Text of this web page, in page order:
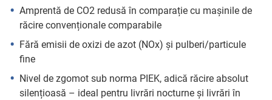
Amprentă de CO2 redusă în comparație cu mașinile de
răcire convenționale comparabile
Fără emisii de oxizi de azot (NOx) și pulberi/particule
fine
Nivel de zgomot sub norma PIEK, adică răcire absolut
silențioasă – ideal pentru livrări nocturne și livrări în